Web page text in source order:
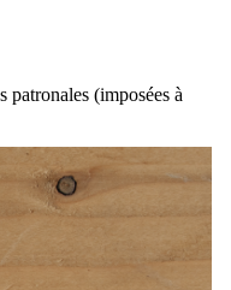
patronales (imposées à